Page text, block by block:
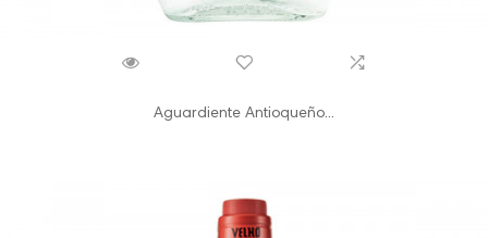
Aguardiente Antioqueño...